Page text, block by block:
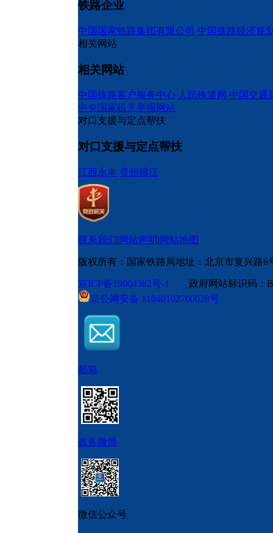
铁路企业
中国国家铁路集团有限公司 中国铁路经济规
相关网站
相关网站
中国铁路客户服务中心 人民铁道网 中国交通
中央国家机关举报网站
对口支援与定点帮扶
对口支援与定点帮扶
江西永丰 贵州榕江
联系我们|网站声明|网站地图
版权所有：国家铁路局地址：北京市复兴路6
京ICP备19004382号-1
政府网站标识码
京公网安备 11040102700028号
邮箱
政务微博
微信公众号